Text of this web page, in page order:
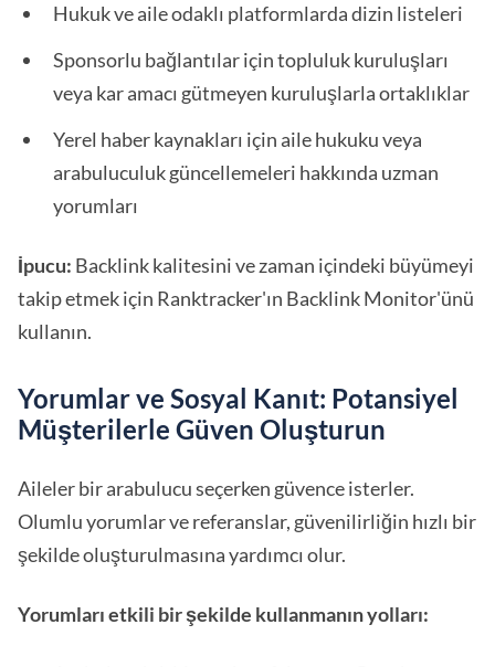
Hukuk ve aile odaklı platformlarda dizin listeleri
Sponsorlu bağlantılar için topluluk kuruluşları
veya kar amacı gütmeyen kuruluşlarla ortaklıklar
Yerel haber kaynakları için aile hukuku veya
arabuluculuk güncellemeleri hakkında uzman
yorumları
İpucu: Backlink kalitesini ve zaman içindeki büyümeyi
takip etmek için Ranktracker'ın Backlink Monitor'ünü
kullanın.
Yorumlar ve Sosyal Kanıt: Potansiyel
Müşterilerle Güven Oluşturun
Aileler bir arabulucu seçerken güvence isterler.
Olumlu yorumlar ve referanslar, güvenilirliğin hızlı bir
şekilde oluşturulmasına yardımcı olur.
Yorumları etkili bir şekilde kullanmanın yolları: